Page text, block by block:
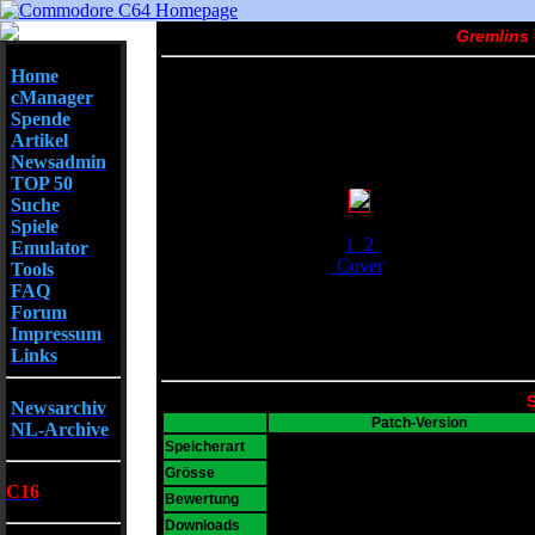
Home
cManager
Spende
Artikel
Newsadmin
TOP 50
Suche
Spiele
Emulator
Tools
FAQ
Forum
Impressum
Links
Newsarchiv
NL-Archive
C16
Gremlins
1 2
Cover
Patch-Version
Speicherart
Grösse
Bewertung
Downloads